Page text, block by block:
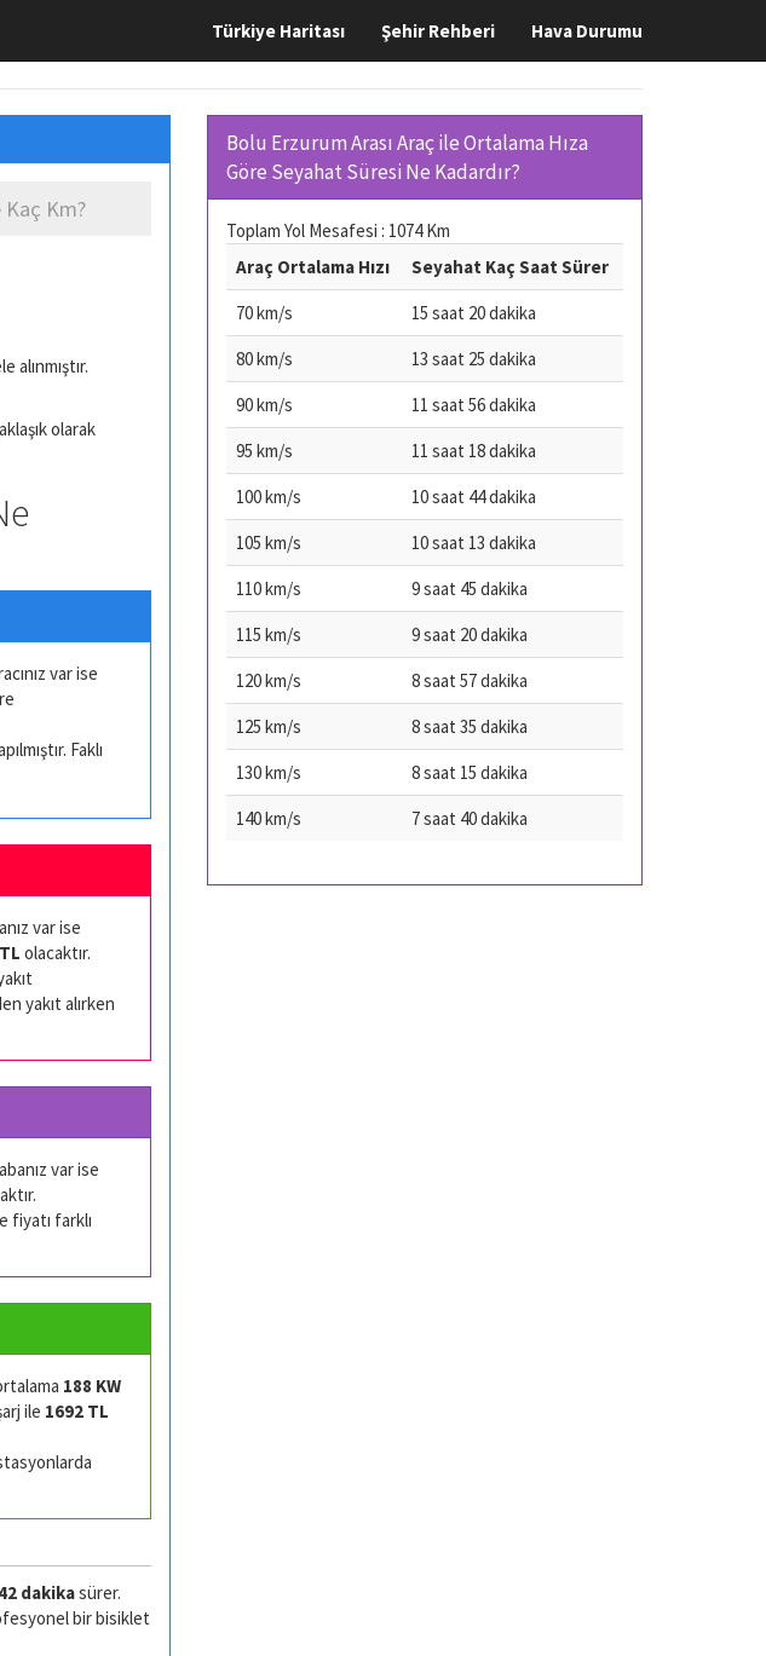
Türkiye Haritası Şehir Rehberi Hava Durumu
Kaç Km?
olarak
var ise
Faklı
var ise
olacaktır.
yakıt alırken
var ise
fiyatı farklı
188 KW
ile 1692 TL
dakikasürer.
bir bisiklet
Bolu Erzurum Arası Araç ile Ortalama Hıza
Göre Seyahat Süresi Ne Kadardır?
Toplam Yol Mesafesi : 1074 Km
Araç Ortalama Hızı
Seyahat Kaç Saat Sürer
70 km/s
15 saat 20 dakika
80 km/s
13 saat 25 dakika
90 km/s
11 saat 56 dakika
95 km/s
11 saat 18 dakika
100 km/s
10 saat 44 dakika
105 km/s
10 saat 13 dakika
110 km/s
9 saat 45 dakika
115 km/s
9 saat 20 dakika
120 km/s
8 saat 57 dakika
125 km/s
8 saat 35 dakika
130 km/s
8 saat 15 dakika
140 km/s
7 saat 40 dakika